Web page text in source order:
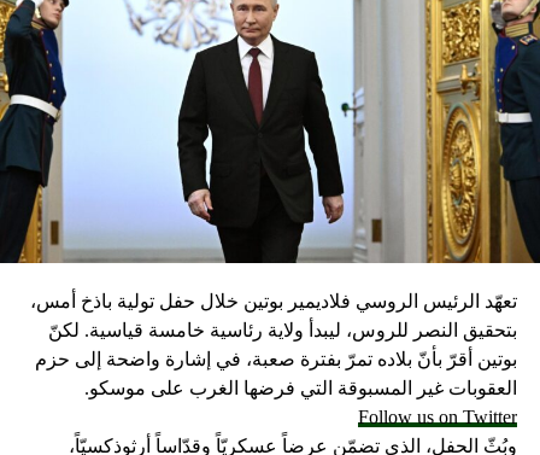
تعهّد الرئيس الروسي فلاديمير بوتين خلال حفل تولية باذخ أمس،
بتحقيق النصر للروس، ليبدأ ولاية رئاسية خامسة قياسية. لكنّ
بوتين أقرّ بأنّ بلاده تمرّ بفترة صعبة، في إشارة واضحة إلى حزم
العقوبات غير المسبوقة التي فرضها الغرب على موسكو.
Follow us on Twitter
وبُثّ الحفل، الذي تضمّن عرضاً عسكريّاً وقدّاساً أرثوذكسيّاً،